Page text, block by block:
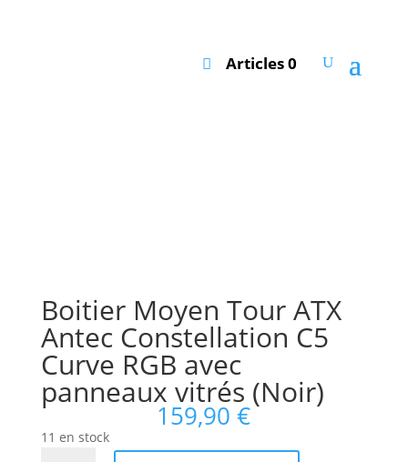
Articles 0
Boitier Moyen Tour ATX
Antec Constellation C5
Curve RGB avec
panneaux vitrés (Noir)
159,90€
11 en stock